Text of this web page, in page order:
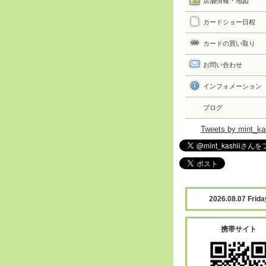
カードショー日程
カードの買い取り
お問い合わせ
インフォメーション
ブログ
Tweets by
2026.08.07
携帯サイト